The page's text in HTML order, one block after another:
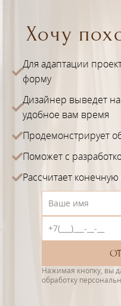
Хочу
Для адаптации
форму
Дизайнер выведет
удобное вам время
Продемонстрирует
Поможет с
Рассчитает
Нажимая кнопку, вы
обработку